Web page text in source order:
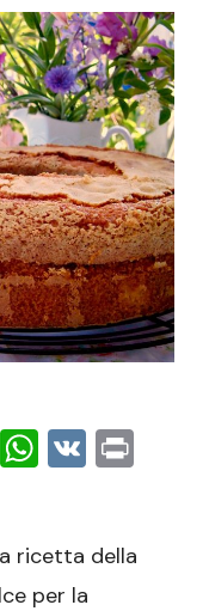
LinkedIn
VK
ricetta della
per la